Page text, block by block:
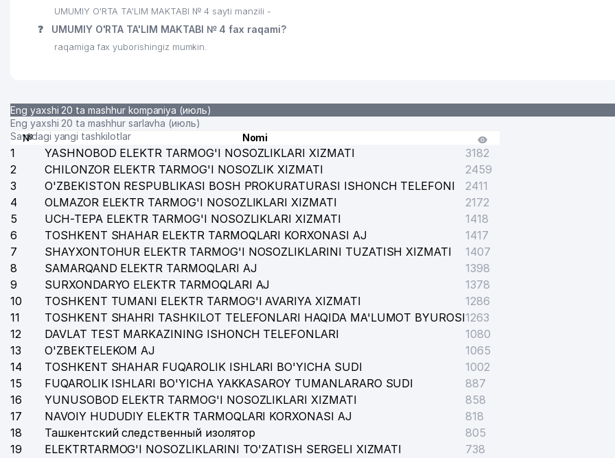
UMUMIY O'RTA TA'LIM MAKTABI № 4 sayti manzili -
❓ UMUMIY O'RTA TA'LIM MAKTABI № 4 fax raqami?
raqamiga fax yuborishingiz mumkin.
Eng yaxshi 20 ta mashhur kompaniya (июль)
Eng yaxshi 20 ta mashhur sarlavha (июль)
Saytdagi yangi tashkilotlar
№ Nomi
1 YASHNOBOD ELEKTR TARMOG'I NOSOZLIKLARI XIZMATI
3182
2
CHILONZOR ELEKTR TARMOG'I NOSOZLIK XIZMATI
2459
3
O'ZBEKISTON RESPUBLIKASI BOSH PROKURATURASI ISHONCH TELEFONI
2411
4
OLMAZOR ELEKTR TARMOG'I NOSOZLIKLARI XIZMATI
2172
5
UCH-TEPA ELEKTR TARMOG'I NOSOZLIKLARI XIZMATI
1418
6
TOSHKENT SHAHAR ELEKTR TARMOQLARI KORXONASI AJ
1417
7
SHAYXONTOHUR ELEKTR TARMOG'I NOSOZLIKLARINI TUZATISH XIZMATI
1407
8
SAMARQAND ELEKTR TARMOQLARI AJ
1398
9
SURXONDARYO ELEKTR TARMOQLARI AJ
1378
10
TOSHKENT TUMANI ELEKTR TARMOG'I AVARIYA XIZMATI
1286
11
TOSHKENT SHAHRI TASHKILOT TELEFONLARI HAQIDA MA'LUMOT BYUROSI1263
12
DAVLAT TEST MARKAZINING ISHONCH TELEFONLARI
1080
13
O'ZBEKTELEKOM AJ
1065
14
TOSHKENT SHAHAR FUQAROLIK ISHLARI BO'YICHA SUDI
1002
15
FUQAROLIK ISHLARI BO'YICHA YAKKASAROY TUMANLARARO SUDI
887
16
YUNUSOBOD ELEKTR TARMOG'I NOSOZLIKLARI XIZMATI
858
17
NAVOIY HUDUDIY ELEKTR TARMOQLARI KORXONASI AJ
818
18
Ташкентский следственный изолятор
805
19
ELEKTRTARMOG'I NOSOZLIKLARINI TO'ZATISH SERGELI XIZMATI
738